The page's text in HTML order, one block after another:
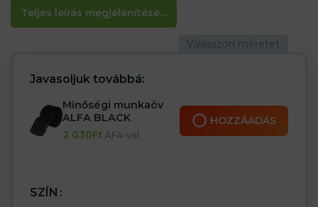
Teljes leírás megjelenítése...
Javasoljuk továbbá:
Minőségi munkaöv
ALFA BLACK
2 030Ft ÁFA-val
HOZZÁADÁS
SZÍN